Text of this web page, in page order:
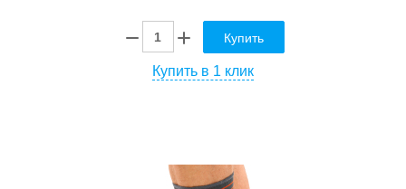
Купить
Купить в 1 клик